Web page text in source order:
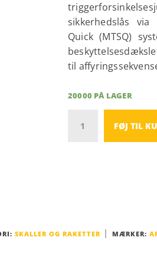
sikkerhedslås via
Quick (MTSQ)
til
20000 PÅ LAGER
FØJ TIL
SKALLER OG RAKETTER MÆRKER: